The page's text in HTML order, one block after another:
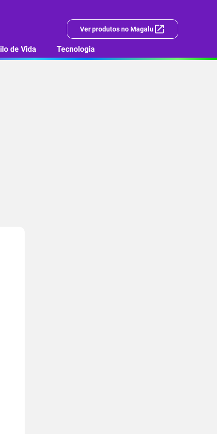
Ver produtos no Magalu
de Vida Tecnologia